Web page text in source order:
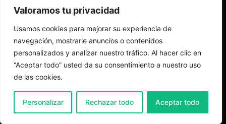
Valoramos tu privacidad
Usamos cookies para mejorar su experiencia de
navegación, mostrarle anuncios o contenidos
personalizados y analizar nuestro tráfico. Al hacer clic en
“Aceptar todo” usted da su consentimiento a nuestro uso
de las cookies.
Personalizar Rechazar todo Aceptar todo